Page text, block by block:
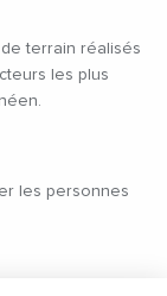
terrain réalisés
les plus
les personnes